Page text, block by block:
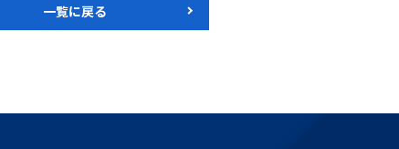
一覧に戻る